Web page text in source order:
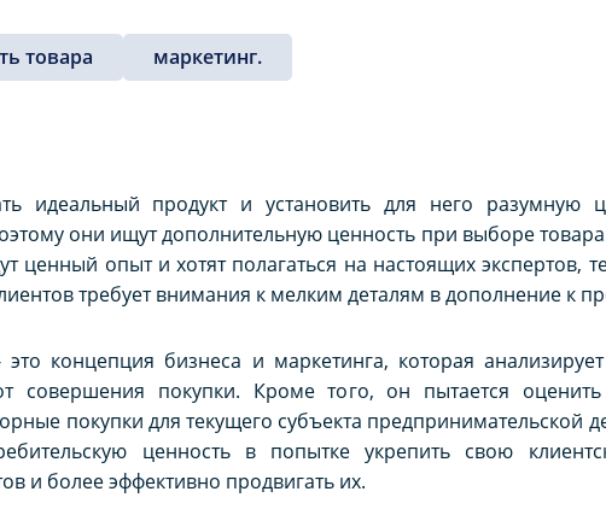
товара маркетинг.
идеальный продукт и установить для него разумную
они ищут дополнительную ценность при выборе
опыт и хотят полагаться на настоящих экспертов,
требует внимания к мелким деталям в дополнение к
концепция бизнеса и маркетинга, которая
совершения покупки. Кроме того, он пытается
покупки для текущего субъекта предпринимательской
ценность в попытке укрепить свою
и более эффективно продвигать их.